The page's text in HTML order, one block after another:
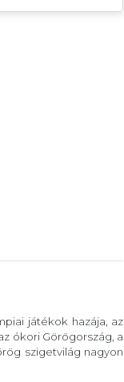
játékok hazája, az
ókori Görögország, a
szigetvilág nagyon